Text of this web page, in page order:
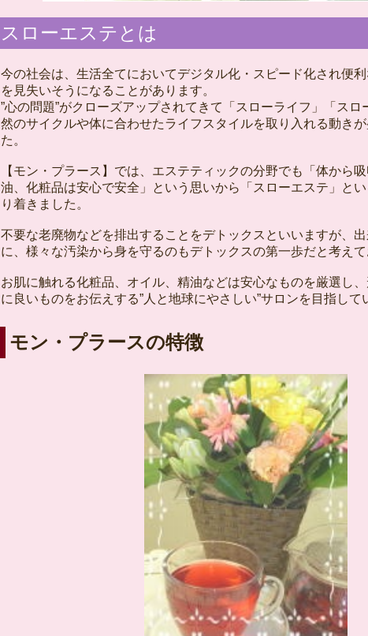
スローエステとは
今の社会は、生活全てにおいてデジタル化・スピード化され便
を見失いそうになることがあります。
”心の問題”がクローズアップされてきて「スローライフ」「スロ
然のサイクルや体に合わせたライフスタイルを取り入れる動き
た。
【モン・プラース】では、エステティックの分野でも「体から
油、化粧品は安心で安全」という思いから「スローエステ」と
り着きました。
不要な老廃物などを排出することをデトックスといいますが、
に、様々な汚染から身を守るのもデトックスの第一歩だと考えて
お肌に触れる化粧品、オイル、精油などは安心なものを厳選し
に良いものをお伝えする”人と地球にやさしい”サロンを目指して
モン・プラースの特徴